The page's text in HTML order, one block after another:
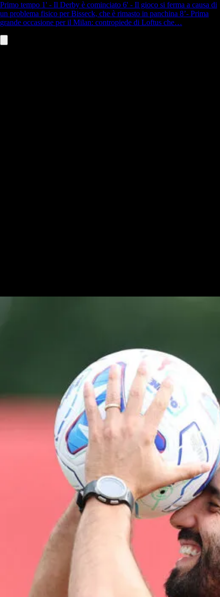
Primo tempo 1' - Il Derby è cominciato 6' - Il gioco si ferma a causa di
un problema fisico per Bisseck, che è rimasto in panchina 8’- Prima
grande occasione per il Milan: contropiede di Loftus che…